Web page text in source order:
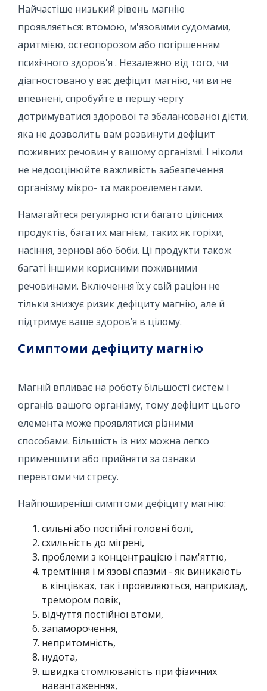
Найчастіше низький рівень магнію
проявляється: втомою, м'язовими судомами,
аритмією, остеопорозом або погіршенням
психічного здоров'я . Незалежно від того, чи
діагностовано у вас дефіцит магнію, чи ви не
впевнені, спробуйте в першу чергу
дотримуватися здорової та збалансованої дієти,
яка не дозволить вам розвинути дефіцит
поживних речовин у вашому організмі. І ніколи
не недооцінюйте важливість забезпечення
організму мікро- та макроелементами.
Намагайтеся регулярно їсти багато цілісних
продуктів, багатих магнієм, таких як горіхи,
насіння, зернові або боби. Ці продукти також
багаті іншими корисними поживними
речовинами. Включення їх у свій раціон не
тільки знижує ризик дефіциту магнію, але й
підтримує ваше здоров’я в цілому.
Симптоми дефіциту магнію
Магній впливає на роботу більшості систем і
органів вашого організму, тому дефіцит цього
елемента може проявлятися різними
способами. Більшість із них можна легко
применшити або прийняти за ознаки
перевтоми чи стресу.
Найпоширеніші симптоми дефіциту магнію:
сильні або постійні головні болі,
схильність до мігрені,
проблеми з концентрацією і пам'яттю,
тремтіння і м'язові спазми - як виникають
в кінцівках, так і проявляються, наприклад,
тремором повік,
відчуття постійної втоми,
запаморочення,
непритомність,
нудота,
швидка стомлюваність при фізичних
навантаженнях,